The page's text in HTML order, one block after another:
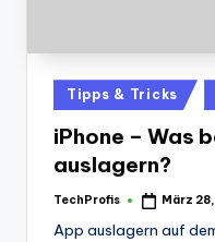
Posted
in
Tipps & Tricks
iPhone – Was
auslagern?
Posted
TechProfis März
App auslagern auf